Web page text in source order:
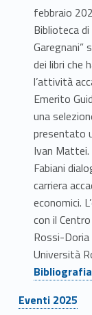
febbraio
Biblioteca
Garegnani”
dei libri che
l’attività
Emerito
una
presentato
Ivan
Fabiani
carriera
economici.
con il
Rossi-
Università
Bibliografia
Eventi 2025